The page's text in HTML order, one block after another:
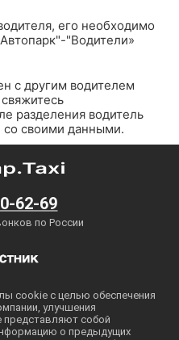
его необходимо
"Водители»
с другим водителем
разделения водитель
со своими данными.
62-69
по России
cookie с целью обеспечения
улучшения
представляют собой
о предыдущих